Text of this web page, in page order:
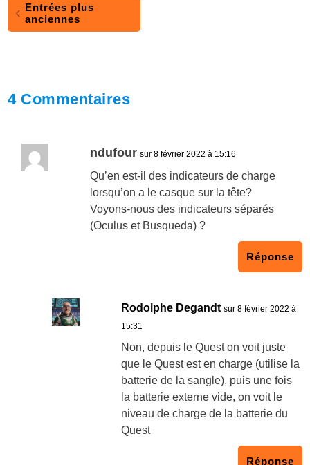
Entrées plus
anciennes
4 Commentaires
ndufour sur 8 février 2022 à 15:16
Qu’en est-il des indicateurs de charge
lorsqu’on a le casque sur la tête?
Voyons-nous des indicateurs séparés
(Oculus et Busqueda) ?
Réponse
Rodolphe Degandt sur 8 février 2022 à
15:31
Non, depuis le Quest on voit juste
que le Quest est en charge (utilise la
batterie de la sangle), puis une fois
la batterie externe vide, on voit le
niveau de charge de la batterie du
Quest
Réponse